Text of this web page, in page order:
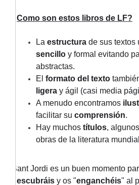
¿Como son estos libros de LF?
La estructura de sus textos
sencillo y formal evitando
abstractas.
El formato del texto
ligera y ágil (casi media
A menudo encontramos
facilitar su comprensión.
Hay muchos títulos,
obras de la literatura
Sant Jordi es un buen momento
descubráis y os "enganchéis" al